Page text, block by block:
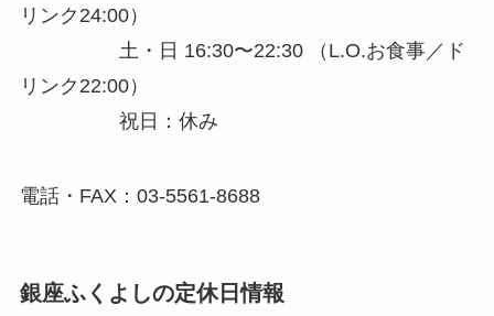
リンク24:00）
土・日 16:30〜22:30
（L.O.お食事／ド
リンク22:00）
祝日：休み
電話・FAX：03-5561-8688
銀座ふくよしの定休日情報